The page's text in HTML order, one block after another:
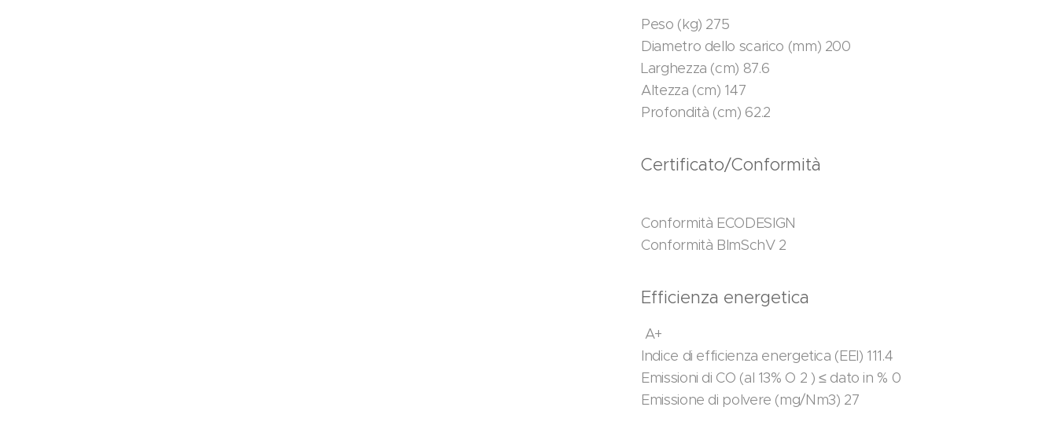
Peso (kg) 275
Diametro dello scarico (mm) 200
Larghezza (cm) 87.6
Altezza (cm) 147
Profondità (cm) 62.2
Certificato/Conformità
Conformità ECODESIGN
Conformità BImSchV 2
Efficienza energetica
A+
Indice di efficienza energetica (EEI) 111.4
Emissioni di CO (al 13% O 2 ) ≤ dato in % 0
Emissione di polvere (mg/Nm3) 27